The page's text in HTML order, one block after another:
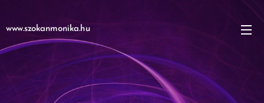
www.szokanmonika.hu